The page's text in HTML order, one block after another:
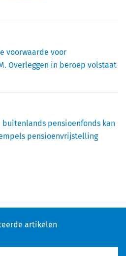
voorwaarde voor
Overleggen in beroep volstaat
pensioenfonds kan
pensioenvrijstelling
artikelen